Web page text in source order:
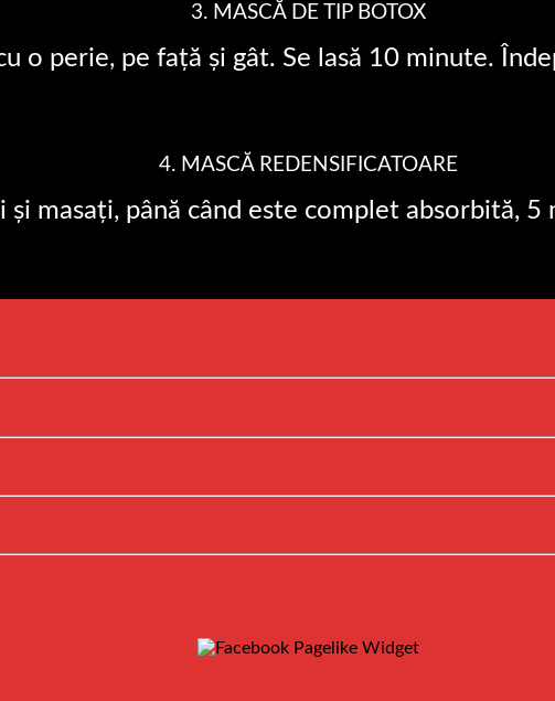
3. MASCĂ DE TIP BOTOX
o perie, pe față și gât. Se lasă 10 minute.
4. MASCĂ REDENSIFICATOARE
și masați, până când este complet absorbită, 5